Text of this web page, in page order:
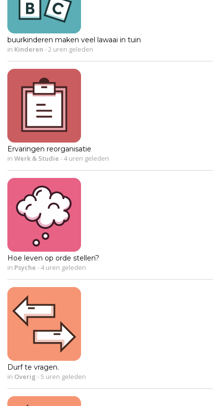
buurkinderen maken veel lawaai in tuin
in Kinderen - 2 uren geleden
Ervaringen reorganisatie
in Werk & Studie -4 uren geleden
Hoe leven op orde stellen?
in Psyche -4 uren geleden
Durf te vragen.
in Overig -5 uren geleden